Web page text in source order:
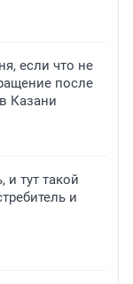
если что не
после
Казани
и тут такой
и